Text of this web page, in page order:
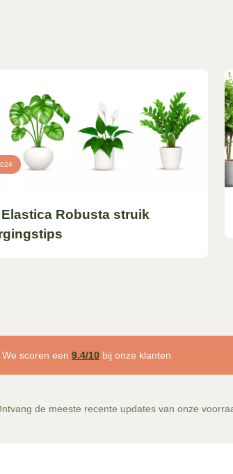
Robusta struik
We scoren een 9.4/10 bij onze klanten
de meeste recente updates van onze